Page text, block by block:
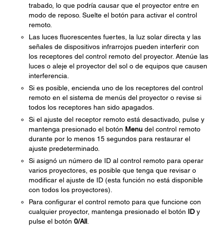
trabado, lo que podría causar que el proyector entre en
modo de reposo. Suelte el botón para activar el control
remoto.
Las luces fluorescentes fuertes, la luz solar directa y las
señales de dispositivos infrarrojos pueden interferir con
los receptores del control remoto del proyector. Atenúe las
luces o aleje el proyector del sol o de equipos que causen
interferencia.
Si es posible, encienda uno de los receptores del control
remoto en el sistema de menús del proyector o revise si
todos los receptores han sido apagados.
Si el ajuste del receptor remoto está desactivado, pulse y
mantenga presionado el botón Menu del control remoto
durante por lo menos 15 segundos para restaurar el
ajuste predeterminado.
Si asignó un número de ID al control remoto para operar
varios proyectores, es posible que tenga que revisar o
modificar el ajuste de ID (esta función no está disponible
con todos los proyectores).
Para configurar el control remoto para que funcione con
cualquier proyector, mantenga presionado el botón ID y
pulse el botón 0/All